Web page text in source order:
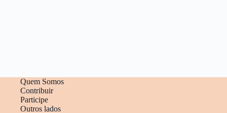
Quem Somos
Contribuir
Participe
Outros lados